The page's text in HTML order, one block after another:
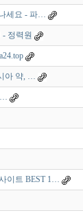
세요 - 파…
- 정력원
아 약, …
…
이트 BEST 1…